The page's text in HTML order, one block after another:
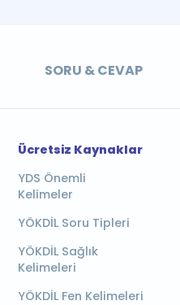
SORU & CEVAP
Ücretsiz Kaynaklar
YDS Önemli
Kelimeler
YÖKDİL Soru Tipleri
YÖKDİL Sağlık
Kelimeleri
YÖKDİL Fen Kelimeleri